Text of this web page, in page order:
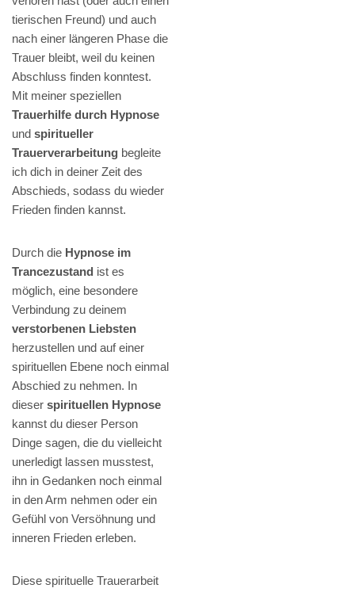
tierischen Freund) und auch
nach einer längeren Phase die
Trauer bleibt, weil du keinen
Abschluss finden konntest.
Mit meiner speziellen
Trauerhilfe durch Hypnose
und spiritueller
Trauerverarbeitung begleite
ich dich in deiner Zeit des
Abschieds, sodass du wieder
Frieden finden kannst.
Durch die Hypnose im
Trancezustand ist es
möglich, eine besondere
Verbindung zu deinem
verstorbenen Liebsten
herzustellen und auf einer
spirituellen Ebene noch einmal
Abschied zu nehmen. In
dieser spirituellen Hypnose
kannst du dieser Person
Dinge sagen, die du vielleicht
unerledigt lassen musstest,
ihn in Gedanken noch einmal
in den Arm nehmen oder ein
Gefühl von Versöhnung und
inneren Frieden erleben.
Diese spirituelle Trauerarbeit